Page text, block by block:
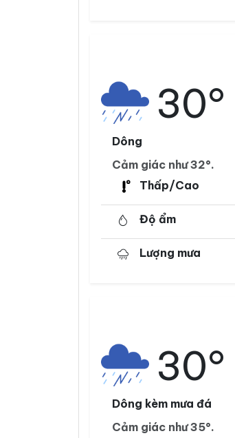
30°
Dông
Cảm giác như 32°.
Thấp/Cao
Độ ẩm
Lượng mưa
30°
Dông kèm mưa đá
Cảm giác như 35°.